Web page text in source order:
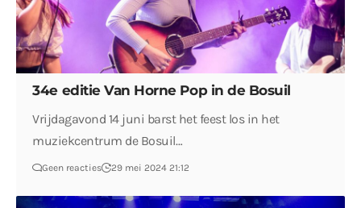
34e editie Van Horne Pop in de Bosuil
Vrijdagavond 14 juni barst het feest los in het
muziekcentrum de Bosuil…
Geen reacties 29 mei 2024 21:12